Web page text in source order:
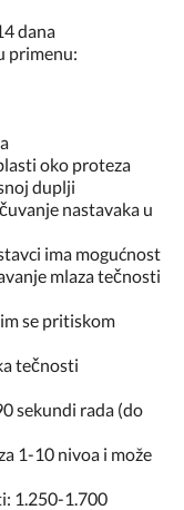
dana
primenu:
oko proteza
duplji
nastavaka u
ima mogućnost
mlaza tečnosti
se pritiskom
tečnosti
sekundi rada (do
1-10 nivoa i može
1.250-1.700